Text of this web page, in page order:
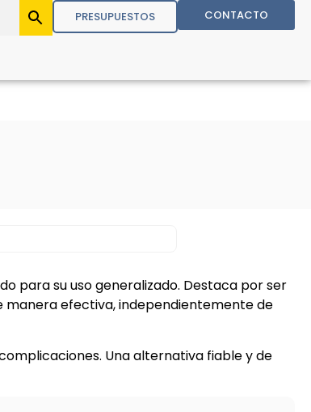
PRESUPUESTOS CONTACTO
para su uso generalizado. Destaca por ser
manera efectiva, independientemente de
Una alternativa fiable y de